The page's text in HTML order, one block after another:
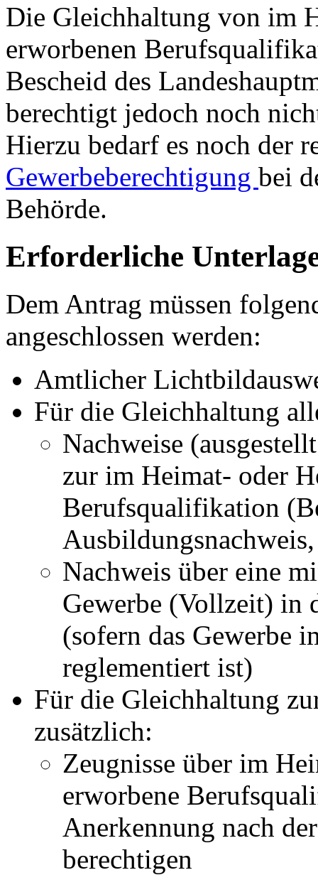
Die Gleichhaltung von im
erworbenen
Bescheid des
berechtigt jedoch noch
Hierzu bedarf es noch der
Gewerbeberechtigung bei
Behörde.
Erforderliche
Dem Antrag müssen
angeschlossen werden:
Amtlicher
Für die Gleichhaltung
Nachweise
zur im Heimat- oder
Berufsqualifikation
Nachweis über eine
Gewerbe (Vollzeit) in
(sofern das Gewerbe
reglementiert ist)
Für die Gleichhaltung
zusätzlich:
Zeugnisse über im
erworbene
Anerkennung nach
berechtigen